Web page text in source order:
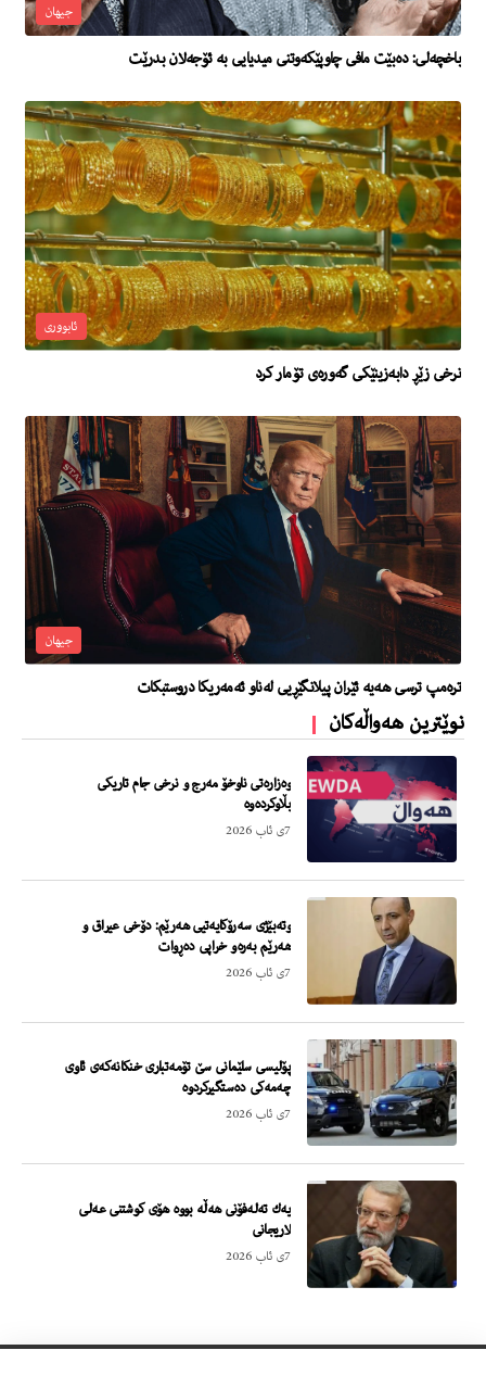
جیهان
باخچەلی: دەبێت مافی چاوپێکەوتنی میدیایی بە ئۆجەلان بدرێت
ئابووری
نرخی زێڕ دابەزینێكی گەورەی تۆمار كرد
جیهان
تره‌مپ ترسى هه‌یه‌ ئێران پیلانگێڕیی له‌ناو ئه‌مه‌ریكا دروستبكات
نوێترین هەواڵەکان
وەزارەتی ناوخۆ مەرج و نرخی جام تاریکی
بڵاوکردەوە
7ی ئاب 2026
وته‌بێژى سه‌رۆكایه‌تیى هه‌رێم: دۆخى عیراق و
هه‌رێم به‌ره‌و خراپى ده‌ڕوات
7ی ئاب 2026
پۆلیسى سلێمانى سێ تۆمه‌تبارى خنكانه‌كه‌ى ئاوى
چه‌مه‌كى ده‌ستگیركردوه‌
7ی ئاب 2026
یه‌ك ته‌له‌فۆنى هه‌ڵه‌ بووه‌ هۆى كوشتنى عه‌لى
لاریجانى
7ی ئاب 2026